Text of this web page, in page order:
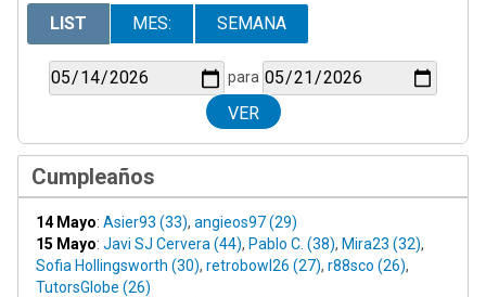
LIST MES: SEMANA
para
Cumpleaños
14 Mayo: Asier93 (33), angieos97 (29)
15 Mayo: Javi SJ Cervera (44), Pablo C. (38), Mira23 (32),
Sofia Hollingsworth (30), retrobowl26 (27), r88sco (26),
TutorsGlobe (26)